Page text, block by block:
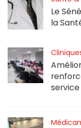
Le
la
service